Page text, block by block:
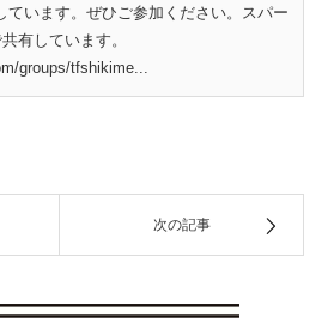
ています。ぜひご参加ください。スパー
有しています。
groups/tfshikime...
次の記事